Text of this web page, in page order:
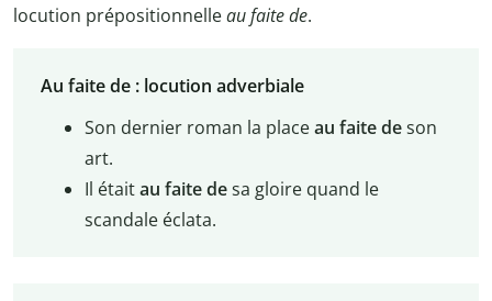
locution prépositionnelleau faite de.
Au faite de : locution adverbiale
Son dernier roman la placeau faite deson
art.
Il étaitau faite desa gloire quand le
scandale éclata.